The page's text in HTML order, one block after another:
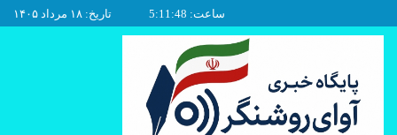
ساعت: 5:11:49